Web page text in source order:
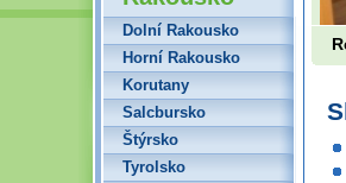
Dolní Rakousko
Horní Rakousko
Korutany
Salcbursko
Štýrsko
Tyrolsko